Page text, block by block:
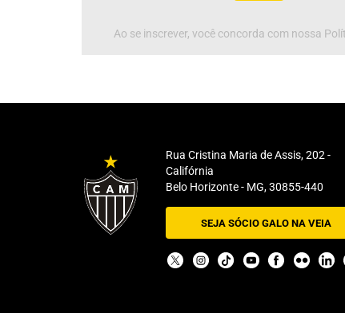
Ao se inscrever, você concorda com nossa
Rua Cristina Maria de Assis, 202 -
Califórnia
Belo Horizonte - MG, 30855-440
SEJA SÓCIO GALO NA VEIA